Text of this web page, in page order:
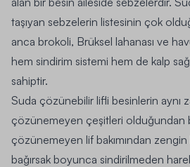
taşıyan sebzelerin listesinin çok
anca brokoli, Brüksel lahanası ve
hem sindirim sistemi hem de kalp
sahiptir.
Suda çözünebilir lifli besinlerin aynı
çözünemeyen çeşitleri olduğundan
çözünemeyen lif bakımından
bağırsak boyunca sindirilmeden